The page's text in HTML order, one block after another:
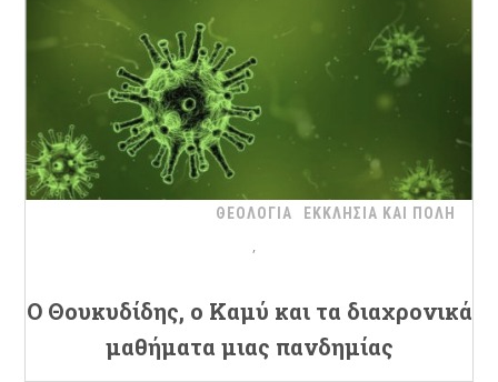
ΘΕΟΛΟΓΙΑ ΕΚΚΛΗΣΙΑ ΚΑΙ ΠΟΛΗ
Ο Θουκυδίδης, ο Καμύ και τα διαχρονικά
μαθήματα μιας πανδημίας